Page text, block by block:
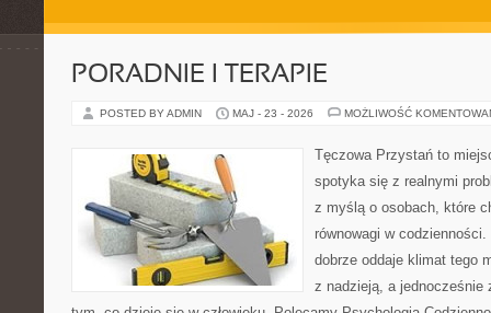
PORADNIE I TERAPIE
POSTED BY ADMIN MAJ - 23 - 2026 MOŻLIWOŚĆ
Tęczowa Przystań to
spotyka się z realnymi
z myślą o osobach, które
równowagi w
dobrze oddaje klimat tego
z nadzieją, a jednocześnie